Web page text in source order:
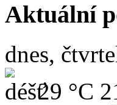
Aktuální
dnes,
29 °C